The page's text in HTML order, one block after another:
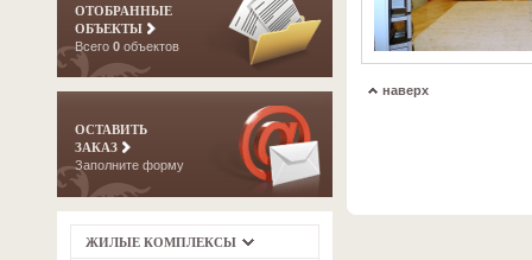
ОТОБРАННЫЕ
ОБЪЕКТЫ
Всего 0 объектов
ОСТАВИТЬ
ЗАКАЗ
Заполните форму
ЖИЛЫЕ КОМПЛЕКСЫ
наверх